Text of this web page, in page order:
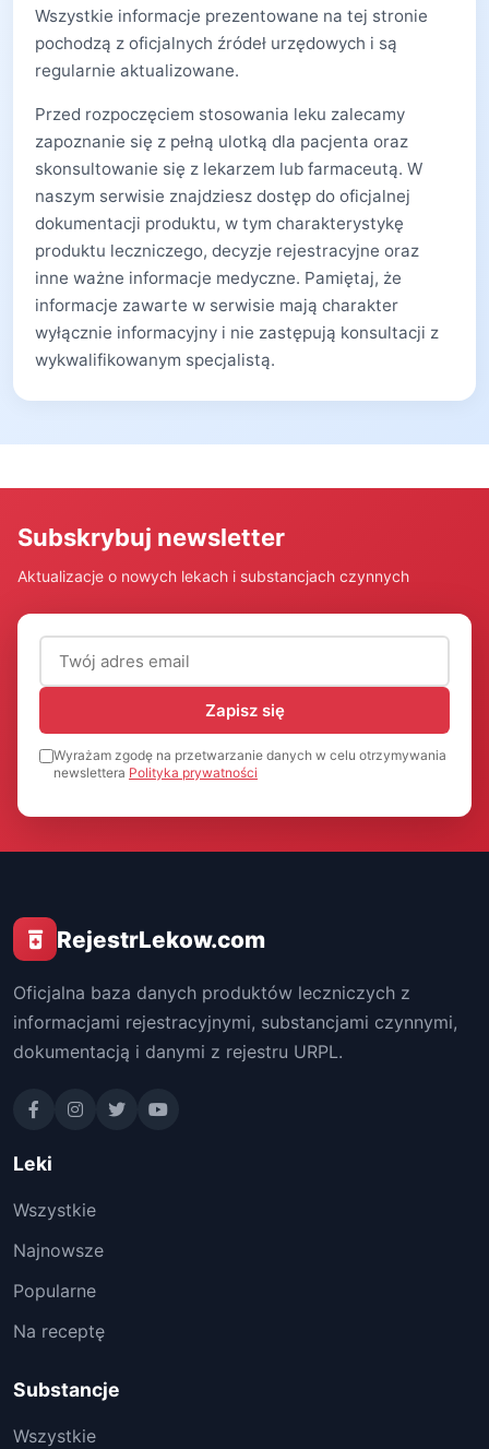
Wszystkie informacje prezentowane na tej stronie
pochodzą z oficjalnych źródeł urzędowych i są
regularnie aktualizowane.
Przed rozpoczęciem stosowania leku zalecamy
zapoznanie się z pełną ulotką dla pacjenta oraz
skonsultowanie się z lekarzem lub farmaceutą. W
naszym serwisie znajdziesz dostęp do oficjalnej
dokumentacji produktu, w tym charakterystykę
produktu leczniczego, decyzje rejestracyjne oraz
inne ważne informacje medyczne. Pamiętaj, że
informacje zawarte w serwisie mają charakter
wyłącznie informacyjny i nie zastępują konsultacji z
wykwalifikowanym specjalistą.
Subskrybuj newsletter
Aktualizacje o nowych lekach i substancjach czynnych
Adres email (wymagany)
Zapisz się
Wyrażam zgodę na przetwarzanie danych w celu otrzymywania
newslettera Polityka prywatności
RejestrLekow.com
Oficjalna baza danych produktów leczniczych z
informacjami rejestracyjnymi, substancjami czynnymi,
dokumentacją i danymi z rejestru URPL.
Leki
Wszystkie
Najnowsze
Popularne
Na receptę
Substancje
Wszystkie